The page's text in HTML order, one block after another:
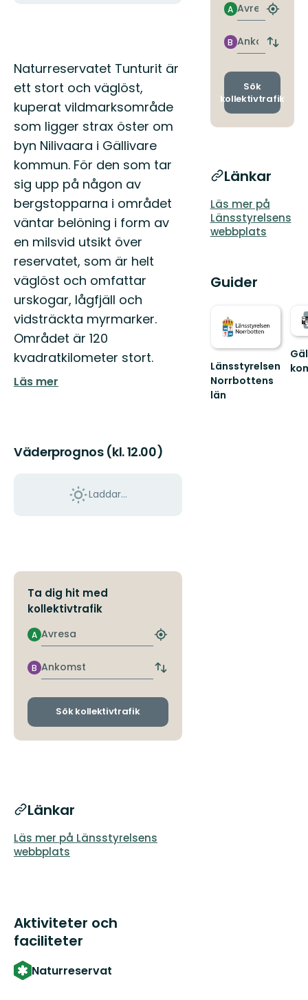
Beskrivning
Naturreservatet Tunturit är
ett stort och väglöst,
kuperat vildmarksområde
som ligger strax öster om
byn Nilivaara i Gällivare
kommun. För den som tar
sig upp på någon av
bergstopparna i området
väntar belöning i form av
en milsvid utsikt över
reservatet, som är helt
väglöst och omfattar
urskogar, lågfjäll och
vidsträckta myrmarker.
Området är 120
kvadratkilometer stort.
Läs mer
Väderprognos (kl. 12.00)
Laddar...
Ta dig hit med
kollektivtrafik
Avresa
A
Hitta
hållplats
Ankomst
B
Byt
och
Sök kollektivtrafik
Länkar
Läs mer på Länsstyrelsens
webbplats
Aktiviteter och
faciliteter
Naturreservat
Avresa
A
Hitta
Ankomst
B
Byt
och
Sök
kollektivtrafik
Länkar
Läs mer på
Länsstyrelsens
webbplats
Guider
Länsstyrelsen
Norrbottens
län